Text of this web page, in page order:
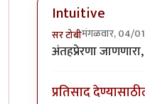
Intuitive
सर टोबीमंगळवार, 04/
In reply toगेले ते
अंतहप्रेरणा
प्रतिसाद देण्यासाठी